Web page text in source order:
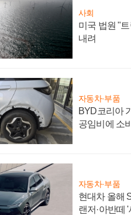
사회
미국 법원 "
내려
자동차·부품
BYD코리아
공임비에 소
자동차·부품
현대차 올해
랜저·아반떼